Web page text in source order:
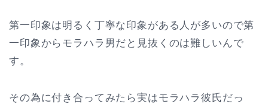
第一印象は明るく丁寧な印象がある人が多いので第
一印象からモラハラ男だと見抜くのは難しいんで
す。
その為に付き合ってみたら実はモラハラ彼氏だっ